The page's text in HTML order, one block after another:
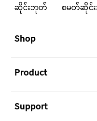
ဆိုင်းဘုတ်
စမတ်ဆိုင်
Shop
Product
Support